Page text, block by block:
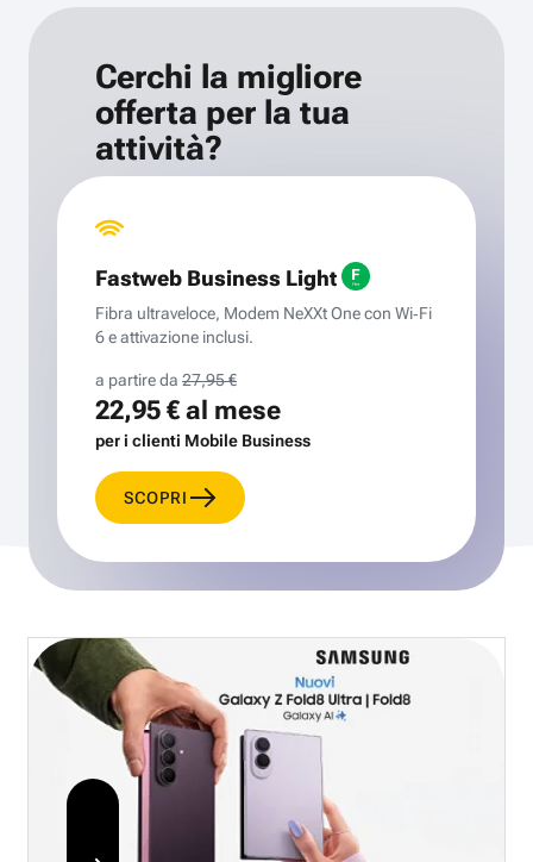
Cerchi la migliore
offerta per la tua
attività?
Fastweb Business Light
Fibra ultraveloce, Modem NeXXt One con Wi‑Fi
6 e attivazione inclusi.
a partire da 27,95 €
22,95 €al mese
per i clienti Mobile Business
SCOPRI